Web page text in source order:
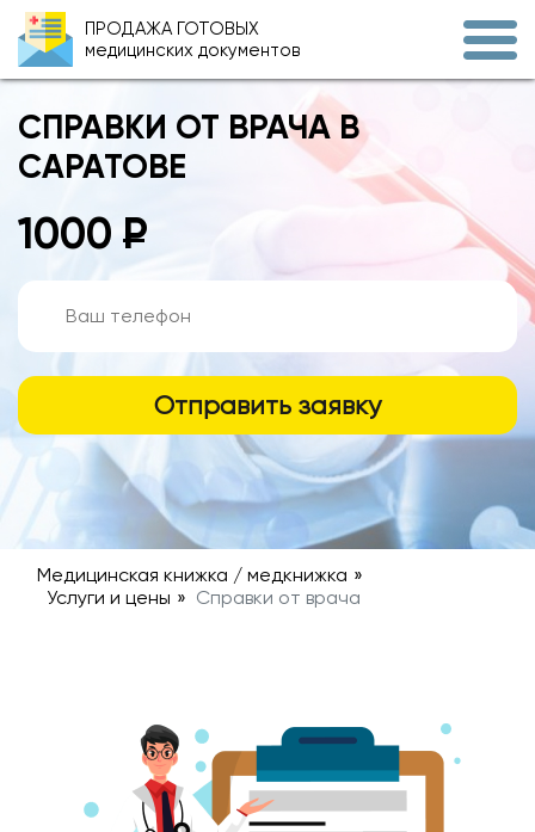
ПРОДАЖА ГОТОВЫХ
медицинских документов
СПРАВКИ ОТ ВРАЧА В
САРАТОВЕ
1000 Р
Отправить заявку
Медицинская книжка / медкнижка »
Услуги и цены » Справки от врача